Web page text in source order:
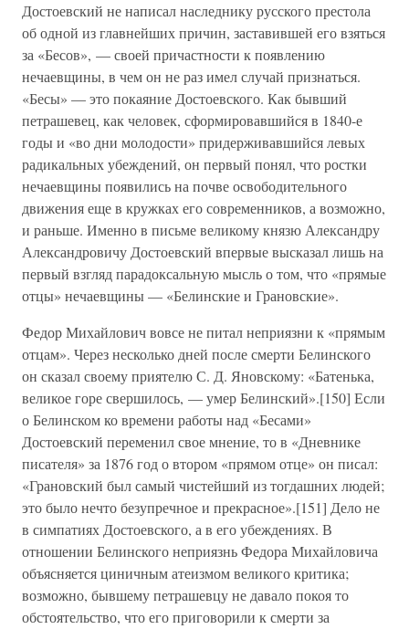
Достоевский не написал наследнику русского престола
об одной из главнейших причин, заставившей его взяться
за «Бесов», — своей причастности к появлению
нечаевщины, в чем он не раз имел случай признаться.
«Бесы» — это покаяние Достоевского. Как бывший
петрашевец, как человек, сформировавшийся в 1840-е
годы и «во дни молодости» придерживавшийся левых
радикальных убеждений, он первый понял, что ростки
нечаевщины появились на почве освободительного
движения еще в кружках его современников, а возможно,
и раньше. Именно в письме великому князю Александру
Александровичу Достоевский впервые высказал лишь на
первый взгляд парадоксальную мысль о том, что «прямые
отцы» нечаевщины — «Белинские и Грановские».
Федор Михайлович вовсе не питал неприязни к «прямым
отцам». Через несколько дней после смерти Белинского
он сказал своему приятелю С. Д. Яновскому: «Батенька,
великое горе свершилось, — умер Белинский».[150] Если
о Белинском ко времени работы над «Бесами»
Достоевский переменил свое мнение, то в «Дневнике
писателя» за 1876 год о втором «прямом отце» он писал:
«Грановский был самый чистейший из тогдашних людей;
это было нечто безупречное и прекрасное».[151] Дело не
в симпатиях Достоевского, а в его убеждениях. В
отношении Белинского неприязнь Федора Михайловича
объясняется циничным атеизмом великого критика;
возможно, бывшему петрашевцу не давало покоя то
обстоятельство, что его приговорили к смерти за